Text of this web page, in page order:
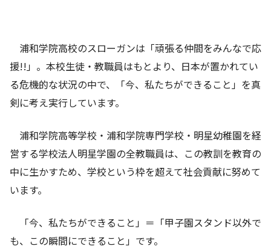
浦和学院高校のスローガンは「頑張る仲間をみんなで応
援!!」。本校生徒・教職員はもとより、日本が置かれてい
る危機的な状況の中で、「今、私たちができること」を真
剣に考え実行しています。
浦和学院高等学校・浦和学院専門学校・明星幼稚園を経
営する学校法人明星学園の全教職員は、この教訓を教育の
中に生かすため、学校という枠を超えて社会貢献に努めて
います。
「今、私たちができること」＝「甲子園スタンド以外で
も、この瞬間にできること」です。